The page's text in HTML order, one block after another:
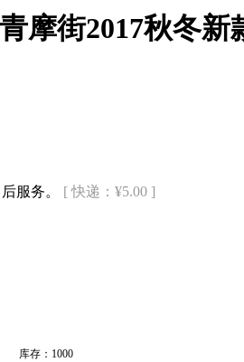
摩街2017秋冬
服务。 [ 快递：¥5.00 ]
库存：1000